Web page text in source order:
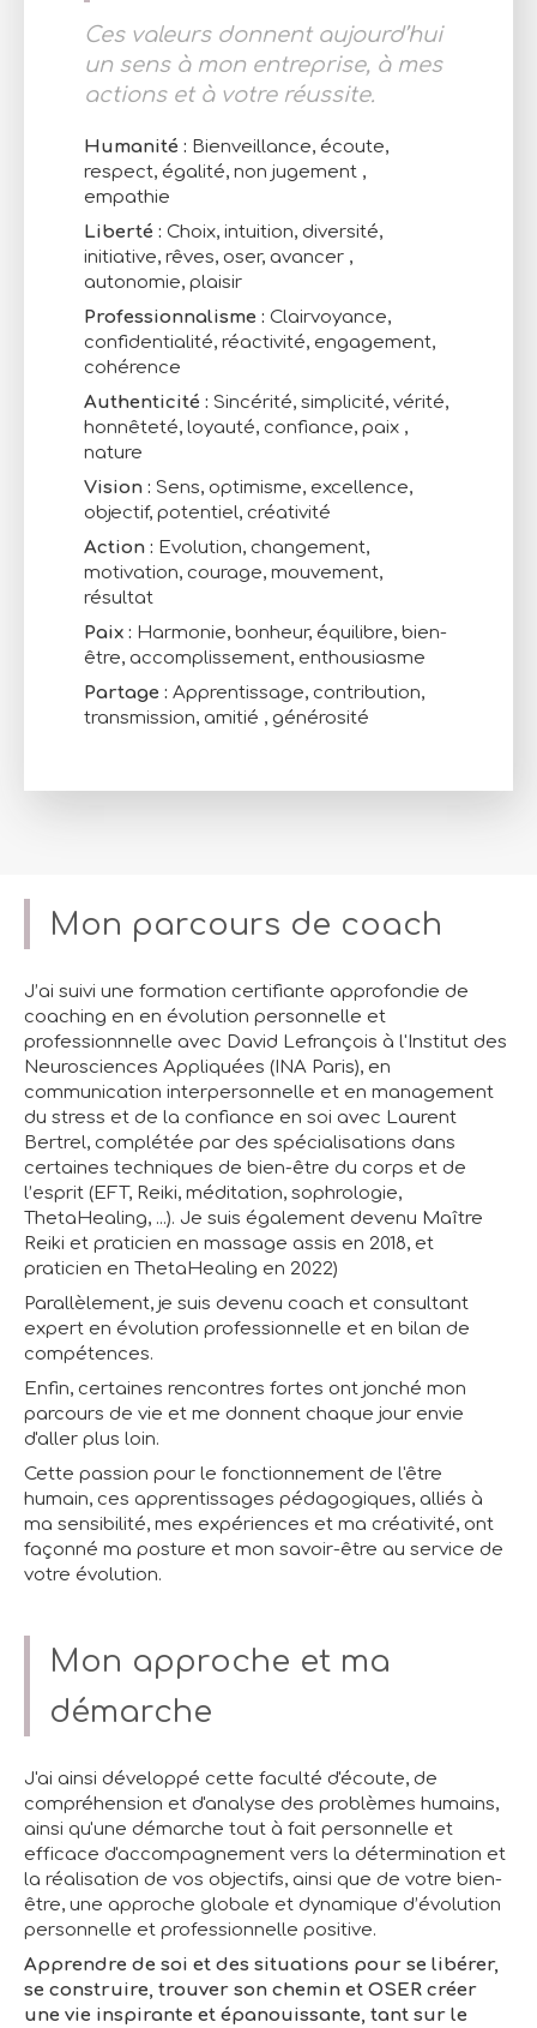
Ces valeurs donnent aujourd’hui
un sens à mon entreprise, à mes
actions et à votre réussite.
Humanité : Bienveillance, écoute,
respect, égalité, non jugement ,
empathie
Liberté : Choix, intuition, diversité,
initiative, rêves, oser, avancer ,
autonomie, plaisir
Professionnalisme : Clairvoyance,
confidentialité, réactivité, engagement,
cohérence
Authenticité : Sincérité, simplicité, vérité,
honnêteté, loyauté, confiance, paix ,
nature
Vision : Sens, optimisme, excellence,
objectif, potentiel, créativité
Action : Evolution, changement,
motivation, courage, mouvement,
résultat
Paix : Harmonie, bonheur, équilibre, bien-
être, accomplissement, enthousiasme
Partage : Apprentissage, contribution,
transmission, amitié , générosité
Mon parcours de coach
J’ai suivi une formation certifiante approfondie de
coaching en en évolution personnelle et
professionnnelle avec David Lefrançois à l'Institut des
Neurosciences Appliquées (INA Paris), en
communication interpersonnelle et en management
du stress et de la confiance en soi avec Laurent
Bertrel, complétée par des spécialisations dans
certaines techniques de bien-être du corps et de
l’esprit (EFT, Reiki, méditation, sophrologie,
ThetaHealing, ...). Je suis également devenu Maître
Reiki et praticien en massage assis en 2018, et
praticien en ThetaHealing en 2022)
Parallèlement, je suis devenu coach et consultant
expert en évolution professionnelle et en bilan de
compétences.
Enfin, certaines rencontres fortes ont jonché mon
parcours de vie et me donnent chaque jour envie
d'aller plus loin.
Cette passion pour le fonctionnement de l'être
humain, ces apprentissages pédagogiques, alliés à
ma sensibilité, mes expériences et ma créativité, ont
façonné ma posture et mon savoir-être au service de
votre évolution.
Mon approche et ma
démarche
J'ai ainsi développé cette faculté d'écoute, de
compréhension et d'analyse des problèmes humains,
ainsi qu'une démarche tout à fait personnelle et
efficace d'accompagnement vers la détermination et
la réalisation de vos objectifs, ainsi que de votre bien-
être, une approche globale et dynamique d’évolution
personnelle et professionnelle positive.
Apprendre de soi et des situations pour se libérer,
se construire, trouver son chemin et OSER créer
une vie inspirante et épanouissante, tant sur le